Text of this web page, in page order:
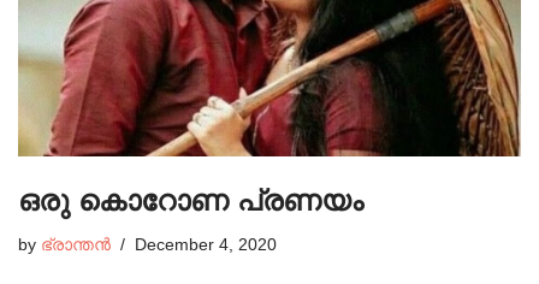
ഒരു കൊറോണ പ്രണയം
by ഭ്രാന്തൻ December 4, 2020